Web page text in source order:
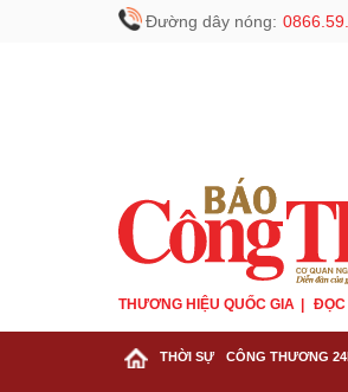
Đường dây nóng:
THƯƠNG HIỆU QUỐC GIA ĐỌC
THỜI SỰ CÔNG THƯƠNG